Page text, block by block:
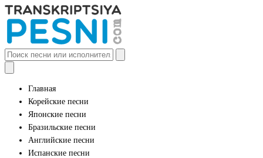
Главная
Корейские песни
Японские песни
Бразильские песни
Английские песни
Испанские песни